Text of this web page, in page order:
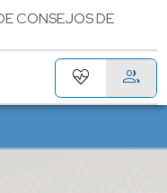
CONSEJOS DE
ecg_heart group